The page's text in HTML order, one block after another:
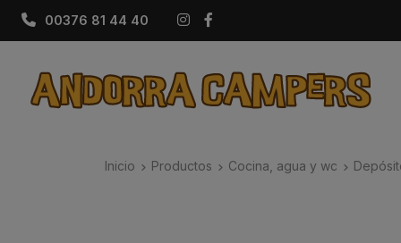
00376 81 44 40 Instagram
Inicio Productos Cocina, agua y wc